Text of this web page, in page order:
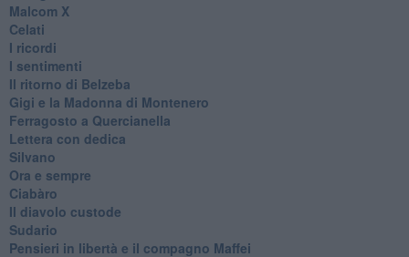
Malcom X
Celati
I ricordi
I sentimenti
Il ritorno di Belzeba
Gigi e la Madonna di Montenero
Ferragosto a Quercianella
Lettera con dedica
Silvano
Ora e sempre
Ciabàro
Il diavolo custode
Sudario
Pensieri in libertà e il compagno Maffei